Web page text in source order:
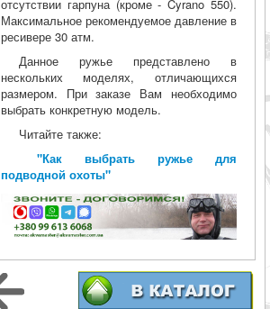
отсутствии гарпуна (кроме - Cyrano 550).
Максимальное рекомендуемое давление в
ресивере 30 атм.
Данное ружье представлено в
нескольких моделях, отличающихся
размером. При заказе Вам необходимо
выбрать конкретную модель.
Читайте также:
"Как выбрать ружье для
подводной охоты"